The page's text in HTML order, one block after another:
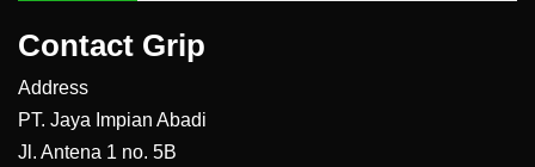
Contact Grip
Address
PT. Jaya Impian Abadi
Jl. Antena 1 no. 5B